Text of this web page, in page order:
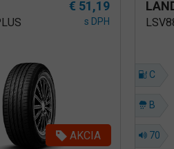
€ 51,19
s DPH
AKCIA
C
B
70